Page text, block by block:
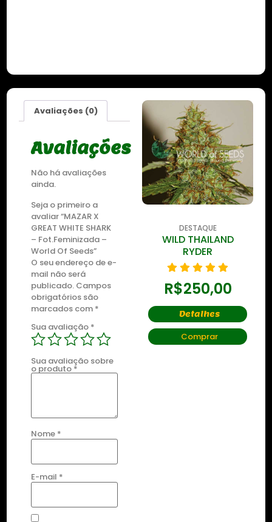
Avaliações (0)
Avaliações
Não há avaliações
ainda.
Seja o primeiro a
avaliar “MAZAR X
GREAT WHITE SHARK
– Fot.Feminizada –
World Of Seeds”
O seu endereço de e-
mail não será
publicado. Campos
obrigatórios são
marcados com *
Sua avaliação *
Sua avaliação sobre
o produto *
Nome *
E-mail *
DESTAQUE
ZKITTLEZ OG
R$435,00
Detalhes
Comprar
DESTAQUE
WILD THAILAND
RYDER
R$250,00
Detalhes
Comprar